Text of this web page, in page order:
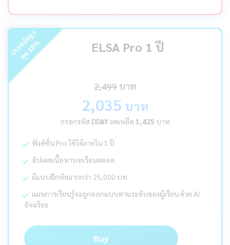
ป
ร
ะ
ห
ยั
ด
สู
ง
สุ
ด
18
% ELSA Pro 1 ปี
2,499 บาท
2,035 บาท
กรอกรหัส DDAYลดเหลือ 1,425 บาท
ฟังค์ชั่น Pro ใช้ได้ภายใน 1 ปี
อัปเดตเนื้อหาบทเรียนตลอด
มีแบบฝึกหัดมากกว่า 25,000 บท
แผนการเรียนรู้จะถูกออกแบบตามระดับของผู้เรียน ด้วย AI
อัจฉริยะ
Buy